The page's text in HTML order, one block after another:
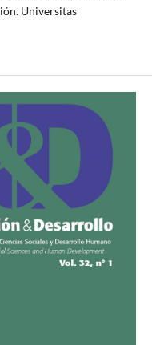
Universitas